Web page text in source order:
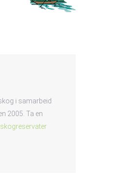
i samarbeid
2005. Ta en